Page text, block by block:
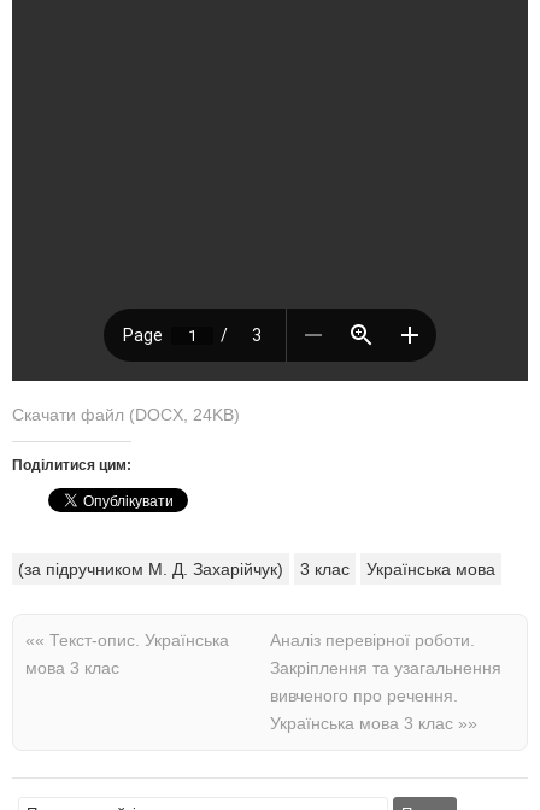
Скачати файл (DOCX, 24KB)
Поділитися цим:
(за підручником М. Д. Захарійчук) 3 клас Українська мова
«« Текст-опис. Українська
мова 3 клас
Аналіз перевірної роботи.
Закріплення та узагальнення
вивченого про речення.
Українська мова 3 клас »»